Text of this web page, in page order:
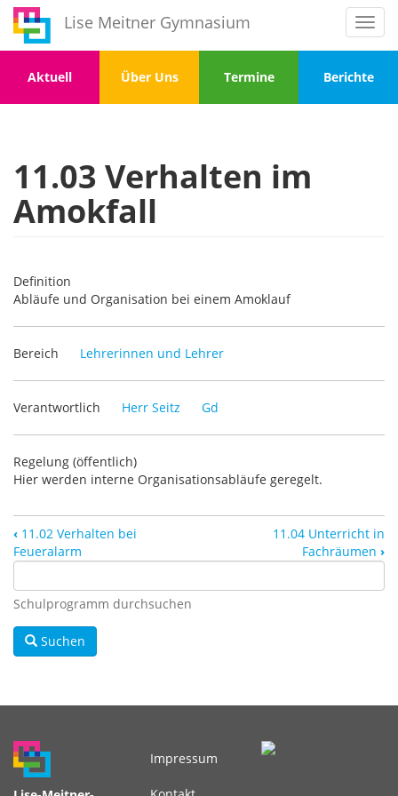
Direkt
zum
Inhalt
Lise Meitner Gymnasium
Menu
1
Aktuell
Menu
2
Über Uns
Menu
3
Termine
Menu
4
Berichte
11.03 Verhalten im
Amokfall
Definition
Abläufe und Organisation bei einem Amoklauf
Bereich Lehrerinnen und Lehrer
Verantwortlich Herr Seitz Gd
Regelung (öffentlich)
Hier werden interne Organisationsabläufe geregelt.
‹ 11.02 Verhalten bei
Feueralarm
11.04 Unterricht in
Fachräumen ›
Schulprogramm durchsuchen
Suchen
Fußbereichsmenü
Impressum